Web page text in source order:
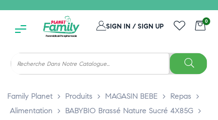
SIGN IN / SIGN UP
0
Family Planet > Produits > MAGASIN BEBE > Repas >
Alimentation
> BABYBIO Brassé Nature Sucré 4X85G >